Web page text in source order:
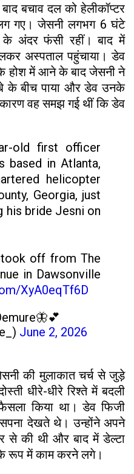
बचाव दल को हेलीकॉप्टर
गए। जेसनी लगभग 6 घंटे
के अंदर फंसी रहीं। बाद में
अस्पताल पहुंचाया। डेव
होश में आने के बाद जेसनी ने
के बीच पाया और डेव उनके
वह समझ गई थीं कि डेव
old first officer
based in Atlanta,
helicopter
Georgia, just
his bride Jesni on
off from The
in Dawsonville
XyA0eqTf6D
June 2, 2026
की मुलाकात चर्च से जुड़े
धीरे-धीरे रिश्ते में बदली
किया था। डेव फिजी
देखते थे। उन्होंने अपने
से की थी और बाद में डेल्टा
रूप में काम करने लगे।